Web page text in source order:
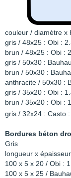
couleur / diamètre x
gris / 48x25 : Obi :
brun / 48x25 : Obi :
gris / 50x30 :
brun / 50x30 :
anthracite / 50x30 :
gris / 35x20 : Obi :
brun / 35x20 : Obi :
gris / 32x24 : Casto
Bordures béton
Gris
longueur x
100 x 5 x 20 / Obi :
100 x 5 x 25 /